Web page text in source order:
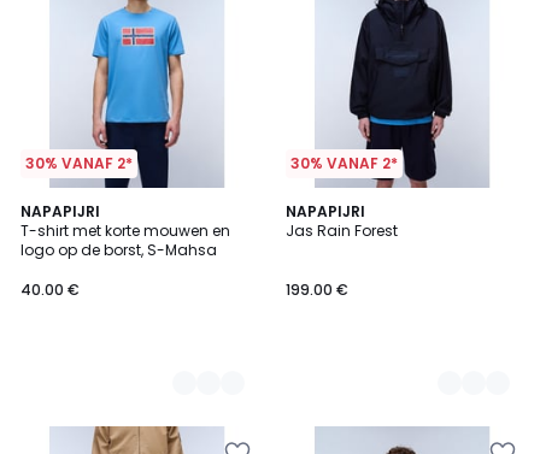
30% VANAF 2*
NAPAPIJRI
T-shirt met korte mouwen en
logo op de borst, S-Mahsa
40.00 €
2
Kleuren
30% VANAF 2*
NAPAPIJRI
Jas Rain Forest
199.00 €
2
Kleuren